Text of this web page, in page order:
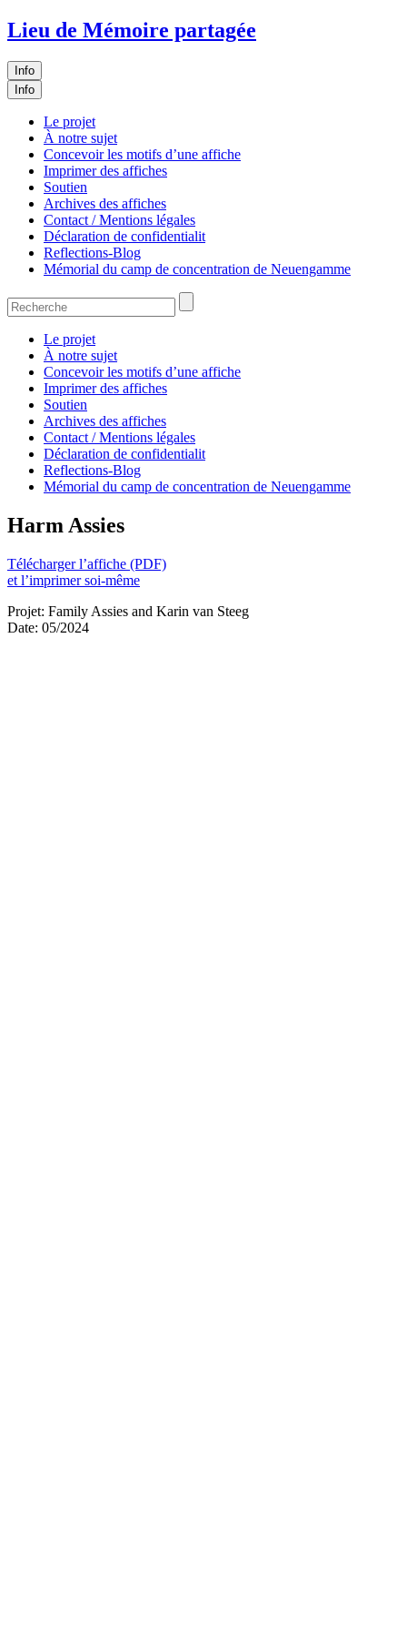
Lieu de Mémoire partagée
Info
Info
Le projet
À notre sujet
Concevoir les motifs d’une affiche
Imprimer des affiches
Soutien
Archives des affiches
Contact / Mentions légales
Déclaration de confidentialit
Reflections-Blog
Mémorial du camp de concentration de Neuengamme
Le projet
À notre sujet
Concevoir les motifs d’une affiche
Imprimer des affiches
Soutien
Archives des affiches
Contact / Mentions légales
Déclaration de confidentialit
Reflections-Blog
Mémorial du camp de concentration de Neuengamme
Harm Assies
Télécharger l’affiche (PDF)
et l’imprimer soi-même
Projet: Family Assies and Karin van Steeg
Date: 05/2024